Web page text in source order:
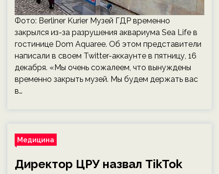
Фото: Berliner Kurier Музей ГДР временно
закрылся из-за разрушения аквариума Sea Life в
гостинице Dom Aquaree. Об этом представители
написали в своем Twitter-аккаунте в пятницу, 16
декабря. «Мы очень сожалеем, что вынуждены
временно закрыть музей. Мы будем держать вас
в…
Медицина
Директор ЦРУ назвал TikTok